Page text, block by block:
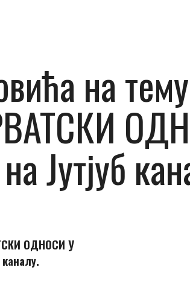
на
Jутјуб
ОДНОСИ У